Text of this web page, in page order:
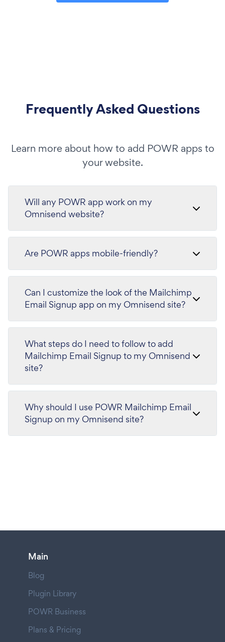
Frequently Asked Questions
Learn more about how to add POWR apps to
your website.
Will any POWR app work on my
Omnisend website?
Are POWR apps mobile-friendly?
Can I customize the look of the Mailchimp
Email Signup app on my Omnisend site?
What steps do I need to follow to add
Mailchimp Email Signup to my Omnisend
site?
Why should I use POWR Mailchimp Email
Signup on my Omnisend site?
Main
Blog
Plugin Library
POWR Business
Plans & Pricing